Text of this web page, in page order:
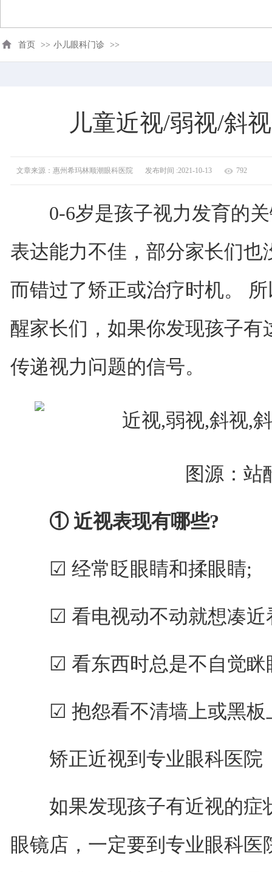
首页 >> 小儿眼科门诊 >>
儿童近视/弱视/斜
文章来源：惠州希玛林顺潮眼科医院 发布时间 :2021-10-13 792
0-6岁是孩子视力发育的关
表达能力不佳，部分家长们
而错过了矫正或治疗时机。
醒家长们，如果你发现孩子有
传递视力问题的信号。
图源：站
① 近视表现有哪些?
☑ 经常眨眼睛和揉眼睛;
☑ 看电视动不动就想凑近
☑ 看东西时总是不自觉眯
☑ 抱怨看不清墙上或黑板
矫正近视到专业眼科医院
如果发现孩子有近视的症
眼镜店，一定要到专业眼科